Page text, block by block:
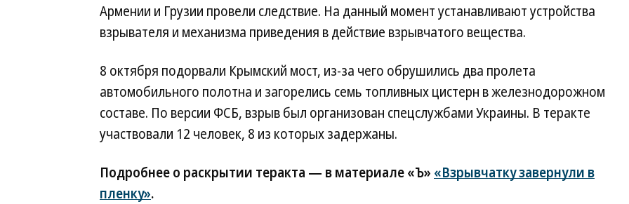
Армении и Грузии провели следствие. На данный момент устанавливают устройства
взрывателя и механизма приведения в действие взрывчатого вещества.
8 октября подорвали Крымский мост, из-за чего обрушились два пролета
автомобильного полотна и загорелись семь топливных цистерн в железнодорожном
составе. По версии ФСБ, взрыв был организован спецслужбами Украины. В теракте
участвовали 12 человек, 8 из которых задержаны.
Подробнее о раскрытии теракта — в материале «Ъ» «Взрывчатку завернули в
пленку».